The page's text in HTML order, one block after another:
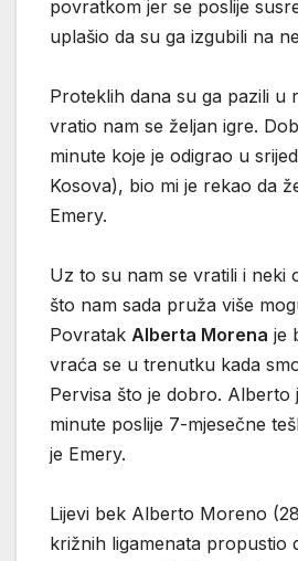
povratkom jer se poslije
uplašio da su ga izgubili na
Proteklih dana su ga pazili u
vratio nam se željan igre.
minute koje je odigrao u
Kosova), bio mi je rekao da
Emery.
Uz to su nam se vratili i neki
što nam sada pruža više
Povratak Alberta Morena je
vraća se u trenutku kada
Pervisa što je dobro. Alberto
minute poslije 7-mjesečne
je Emery.
Lijevi bek Alberto Moreno
križnih ligamenata propustio